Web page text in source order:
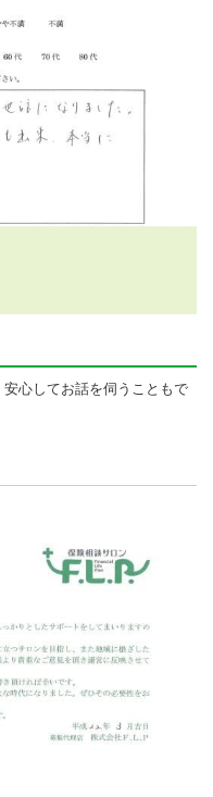
心してお話を伺うこともで